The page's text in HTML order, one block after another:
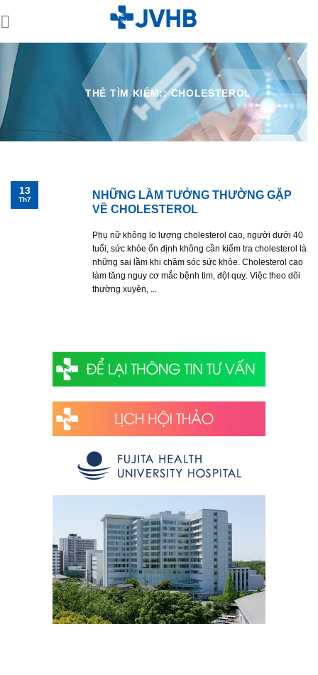
to
content
THẺ TÌM KIẾM::CHOLESTEROL
NHỮNG LẦM TƯỞNG THƯỜNG GẶP
VỀ CHOLESTEROL
Phụ nữ không lo lượng cholesterol cao, người dưới 40
tuổi, sức khỏe ổn định không cần kiểm tra cholesterol là
những sai lầm khi chăm sóc sức khỏe. Cholesterol cao
làm tăng nguy cơ mắc bệnh tim, đột quỵ. Việc theo dõi
thường xuyên, ...
13
Th7